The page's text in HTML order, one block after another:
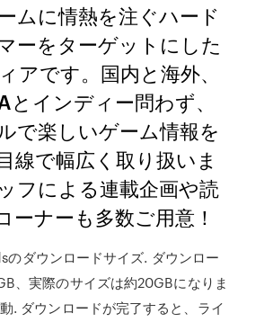
ムに情熱を注ぐハード
ーをターゲットにした
アです。国内と海外、
とインディー問わず、
で楽しいゲーム情報を
線で幅広く取り扱いま
フによる連載企画や読
ーナーも多数ご用意！
ダウンロードサイズ. ダウンロー
、実際のサイズは約20GBになりま
. ダウンロードが完了すると、ライ